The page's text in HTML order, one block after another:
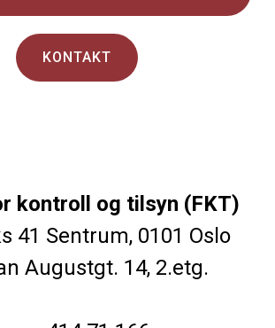
KONTAKT
kontroll og tilsyn (FKT)
41 Sentrum, 0101 Oslo
Augustgt. 14, 2.etg.